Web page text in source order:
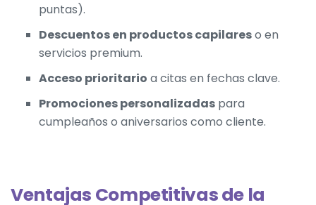
puntas).
Descuentos en productos capilareso en
servicios premium.
Acceso prioritario a citas en fechas clave.
Promociones personalizadas para
cumpleaños o aniversarios como cliente.
Ventajas Competitivas de la